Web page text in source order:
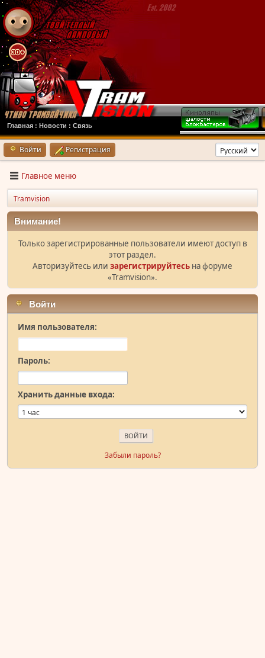
Главная : Новости : Связь
Войти Регистрация
Главное меню
Tramvision
Внимание!
Только зарегистрированные пользователи имеют доступ в
этот раздел.
Авторизуйтесь или зарегистрируйтесь на форуме
«Tramvision».
Войти
Имя пользователя:
Пароль:
Хранить данные входа:
Забыли пароль?